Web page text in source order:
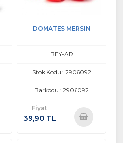
DOMATES MERSIN
BEY-AR
Stok Kodu : 2906092
Barkodu : 2906092
Fiyat
39,90 TL